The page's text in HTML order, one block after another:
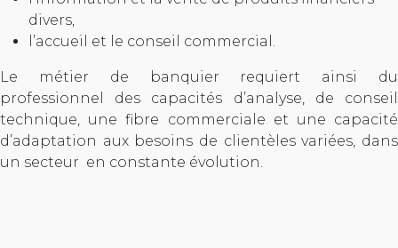
divers,
l’accueil et le conseil commercial.
Le métier de banquier requiert ainsi du
professionnel des capacités d’analyse, de conseil
technique, une fibre commerciale et une capacité
d’adaptation aux besoins de clientèles variées, dans
un secteur en constante évolution.